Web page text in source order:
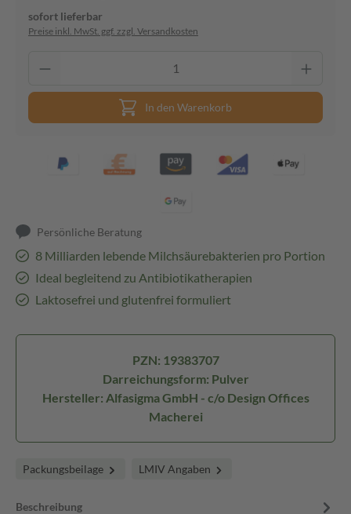
sofort lieferbar
Preise inkl. MwSt. ggf. zzgl. Versandkosten
In den Warenkorb
Persönliche Beratung
8 Milliarden lebende Milchsäurebakterien pro Portion
Ideal begleitend zu Antibiotikatherapien
Laktosefrei und glutenfrei formuliert
PZN: 19383707
Darreichungsform: Pulver
Hersteller: Alfasigma GmbH - c/o Design Offices
Macherei
Packungsbeilage LMIV Angaben
Beschreibung